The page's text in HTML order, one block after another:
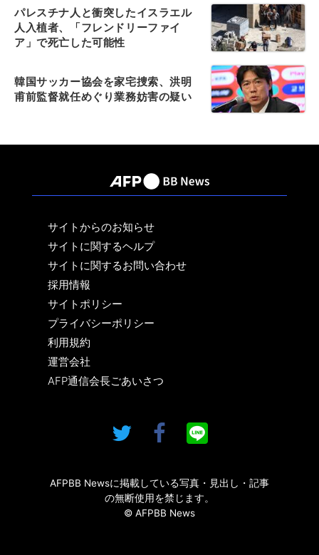
パレスチナ人と衝突したイスラエル
人入植者、「フレンドリーファイ
ア」で死亡した可能性
韓国サッカー協会を家宅捜索、洪明
甫前監督就任めぐり業務妨害の疑い
サイトからのお知らせ
サイトに関するヘルプ
サイトに関するお問い合わせ
採用情報
サイトポリシー
プライバシーポリシー
利用規約
運営会社
AFP通信会長ごあいさつ
AFPBB Newsに掲載している写真・見出し・記事
の無断使用を禁じます。
© AFPBB News